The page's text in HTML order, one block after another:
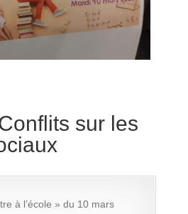
sur les
à l’école » du 10 mars